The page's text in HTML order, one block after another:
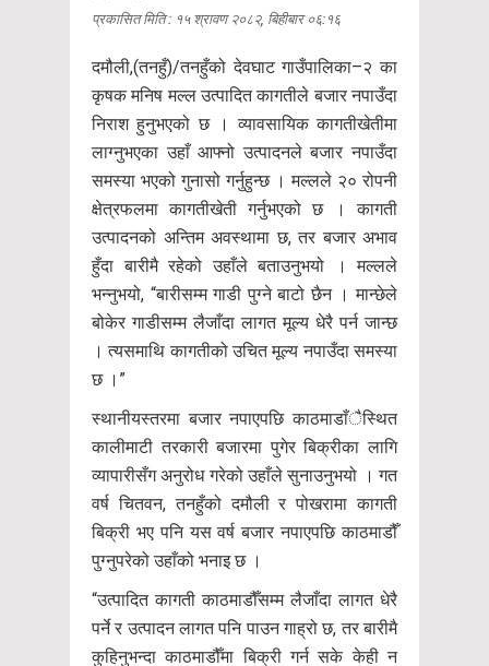
प्रकासित मिति : १५ श्रावण २०८२, बिहीबार ०६:१६
दमौली,(तनहुँ)/तनहुँको देवघाट गाउँपालिका–२ का
कृषक मनिष मल्ल उत्पादित कागतीले बजार नपाउँदा
निराश हुनुभएको छ । व्यावसायिक कागतीखेतीमा
लाग्नुभएका उहाँ आफ्नो उत्पादनले बजार नपाउँदा
समस्या भएको गुनासो गर्नुहुन्छ । मल्लले २० रोपनी
क्षेत्रफलमा कागतीखेती गर्नुभएको छ । कागती
उत्पादनको अन्तिम अवस्थामा छ, तर बजार अभाव
हुँदा बारीमै रहेको उहाँले बताउनुभयो । मल्लले
भन्नुभयो, “बारीसम्म गाडी पुग्ने बाटो छैन । मान्छेले
बोकेर गाडीसम्म लैजाँदा लागत मूल्य धेरै पर्न जान्छ
। त्यसमाथि कागतीको उचित मूल्य नपाउँदा समस्या
छ ।”
स्थानीयस्तरमा बजार नपाएपछि काठमाडाँैस्थित
कालीमाटी तरकारी बजारमा पुगेर बिक्रीका लागि
व्यापारीसँग अनुरोध गरेको उहाँले सुनाउनुभयो । गत
वर्ष चितवन, तनहुँको दमौली र पोखरामा कागती
बिक्री भए पनि यस वर्ष बजार नपाएपछि काठमाडौँ
पुग्नुपरेको उहाँको भनाइ छ ।
“उत्पादित कागती काठमाडौँसम्म लैजाँदा लागत धेरै
पर्ने र उत्पादन लागत पनि पाउन गाह्रो छ, तर बारीमै
कुहिनुभन्दा काठमाडौँमा बिक्री गर्न सके केही न